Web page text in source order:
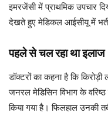
इमरजेंसी में प्राथमिक उपचार
देखते हुए मेडिकल आईसीयू में
पहले से चल रहा था इलाज
डॉक्टरों का कहना है कि
जनरल मेडिसिन विभाग के
किया गया है। फिलहाल